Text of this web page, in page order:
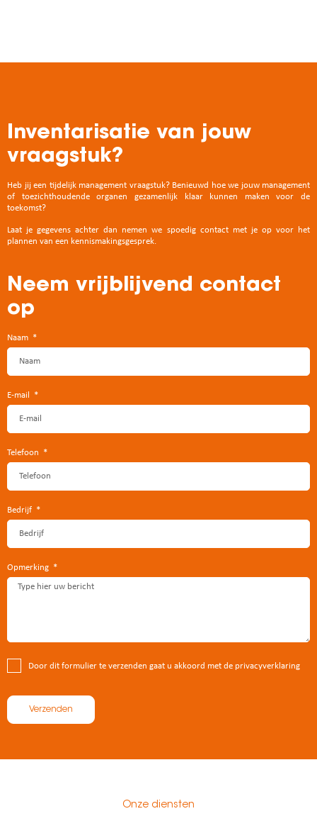
Inventarisatie van jouw
vraagstuk?
Heb jij een tijdelijk management vraagstuk? Benieuwd hoe we jouw management
of toezichthoudende organen gezamenlijk klaar kunnen maken voor de
toekomst?
Laat je gegevens achter dan nemen we spoedig contact met je op voor het
plannen van een kennismakingsgesprek.
Neem vrijblijvend contact
op
Naam
E-mail
Telefoon
Bedrijf
Opmerking
Door dit formulier te verzenden gaat u akkoord met de privacyverklaring
Verzenden
Onze diensten